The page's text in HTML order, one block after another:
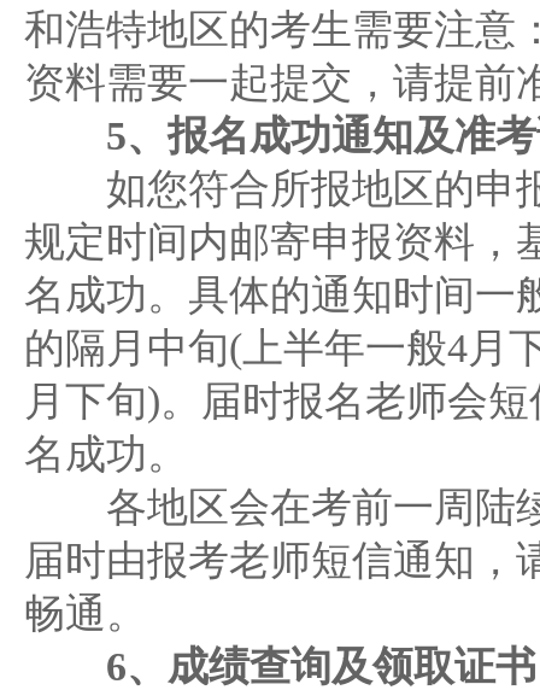
和浩特地区的考生需要注意
资料需要一起提交，请提前
5、报名成功通知及准考
如您符合所报地区的申
规定时间内邮寄申报资料，
名成功。具体的通知时间一
的隔月中旬(上半年一般4月
月下旬)。届时报名老师会
名成功。
各地区会在考前一周陆
届时由报考老师短信通知，
畅通。
6、成绩查询及领取证书